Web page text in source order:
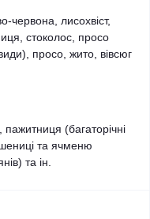
червона, лисохвіст,
стоколос, просо
просо, жито, вівсюг
(багаторічні
та ячменю
та ін.